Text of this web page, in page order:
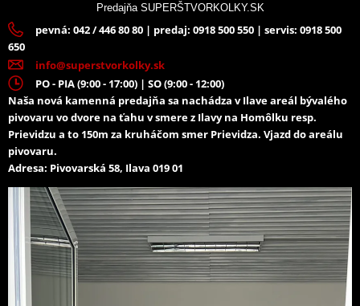
Predajňa SUPERŠTVORKOLKY.SK
pevná: 042 / 446 80 80 | predaj: 0918 500 550 | servis: 0918 500
650
info@superstvorkolky.sk
PO - PIA (9:00 - 17:00) | SO (9:00 - 12:00)
Naša nová kamenná predajňa sa nachádza v Ilave areál bývalého
pivovaru vo dvore na ťahu v smere z Ilavy na Homôlku resp.
Prievidzu a to 150m za kruháčom smer Prievidza. Vjazd do areálu
pivovaru.
Adresa: Pivovarská 58, Ilava 019 01